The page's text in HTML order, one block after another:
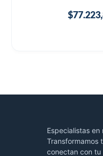
$
Especialistas
Transformamos
conectan con tu